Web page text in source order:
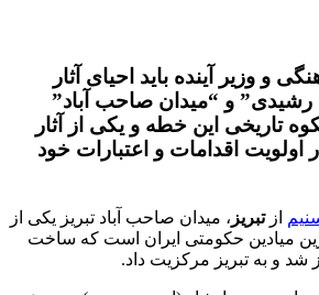
و وزیر آینده باید احیای آثار
رشیدی” و “میدان صاحب آباد”
تاریخی این خطه و یکی از آثار
اولویت اقدامات و اعتبارات خود
ازتبریز ، میدان صاحب آباد تبریز یکی از
میادین حکومتی ایران است که ساخت
شد و به تبریز مرکزیت داد.